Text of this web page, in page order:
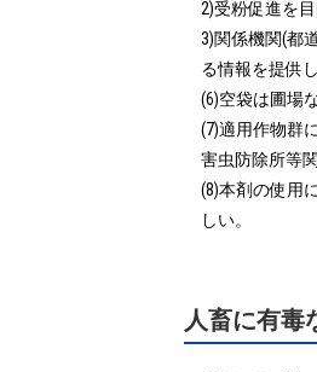
2)受粉促進を
3)関係機関(都
る情報を提供
(6)空袋は圃場
(7)適用作物群
害虫防除所等
(8)本剤の使用
しい。
人畜に有毒